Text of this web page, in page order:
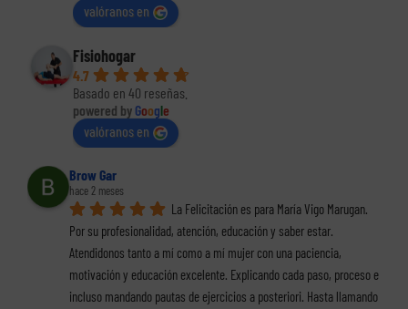
valóranos en
Fisiohogar
4.7
Basado en 40 reseñas.
powered by Google
valóranos en
Brow Gar
hace 2 meses
La Felicitación es para María Vigo Marugan.
Por su profesionalidad, atención, educación y saber estar.
Atendidonos tanto a mí como a mí mujer con una paciencia,
motivación y educación excelente. Explicando cada paso, proceso e
incluso mandando pautas de ejercicios a posteriori. Hasta llamando